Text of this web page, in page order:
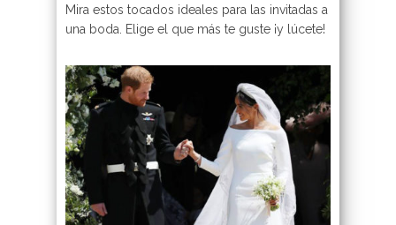
Mira estos tocados ideales para las invitadas a
una boda. Elige el que más te guste ¡y lúcete!